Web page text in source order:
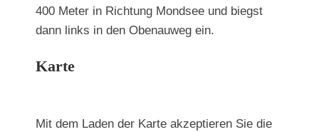
400 Meter in Richtung Mondsee und biegst
dann links in den Obenauweg ein.
Karte
Mit dem Laden der Karte akzeptieren Sie die